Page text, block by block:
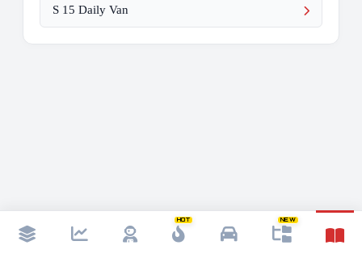
HOT NEW
S 15 Daily Van